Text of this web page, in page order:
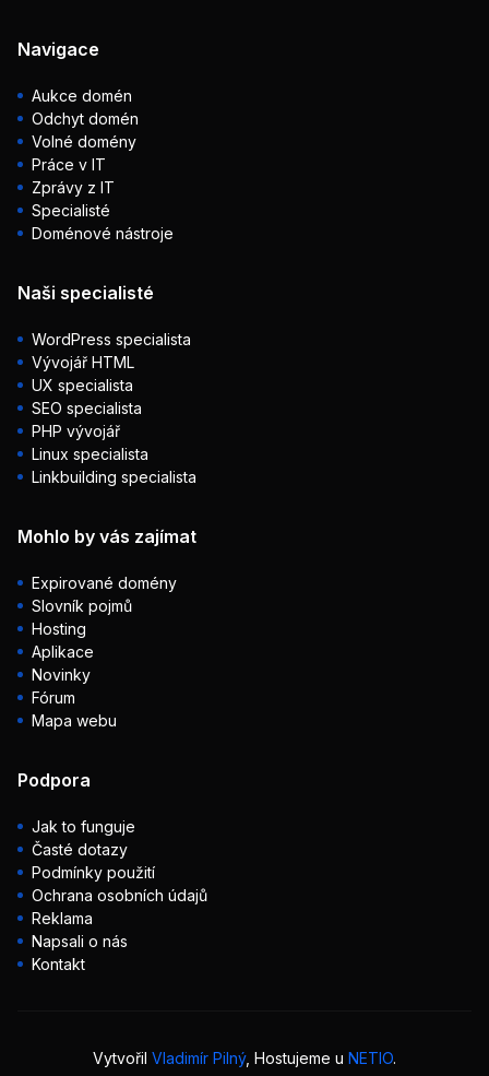
Navigace
Aukce domén
Odchyt domén
Volné domény
Práce v IT
Zprávy z IT
Specialisté
Doménové nástroje
Naši specialisté
WordPress specialista
Vývojář HTML
UX specialista
SEO specialista
PHP vývojář
Linux specialista
Linkbuilding specialista
Mohlo by vás zajímat
Expirované domény
Slovník pojmů
Hosting
Aplikace
Novinky
Fórum
Mapa webu
Podpora
Jak to funguje
Časté dotazy
Podmínky použití
Ochrana osobních údajů
Reklama
Napsali o nás
Kontakt
Vytvořil Vladimír Pilný, Hostujeme u NETIO.